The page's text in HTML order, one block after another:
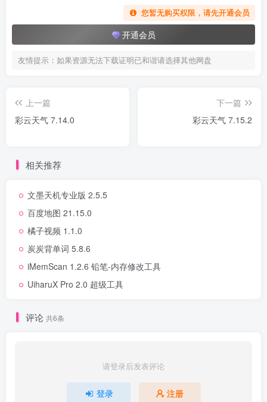
您暂无购买权限，请先开通会员
开通会员
友情提示：如果资源无法下载证明已和谐请选择其他网盘
上一篇
彩云天气 7.14.0
下一篇
彩云天气 7.15.2
相关推荐
文墨天机专业版 2.5.5
百度地图 21.15.0
橘子视频 1.1.0
炭炭背单词 5.8.6
iMemScan 1.2.6 铅笔-内存修改工具
UiharuX Pro 2.0 超级工具
评论 共6条
请登录后发表评论
登录 注册